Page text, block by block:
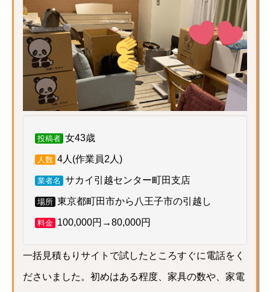
投稿者 女43歳
人数 4人(作業員2人)
業者名 サカイ引越センター町田支店
場所 東京都町田市から八王子市の引越し
料金 100,000円→80,000円
一括見積もりサイトで試したところすぐに電話をく
ださいました。初めはある程度、家具の数や、家電